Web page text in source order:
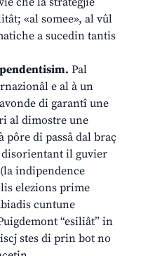
«al somee», al vûl
a sucedin tantis
Pal
e al à un
di garantî une
al dimostre une
pôre di passâ dal braç
il guvier
indipendence
elezions prime
cuntune
“esiliât” in
stes di prin bot no